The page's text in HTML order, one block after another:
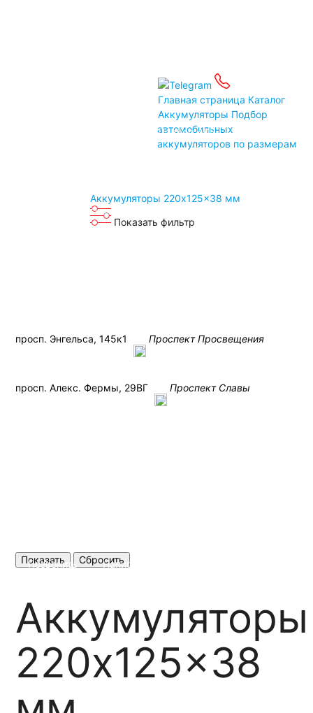
Подбор АКБ
Услуги
Оплата
просп. Энгельса, 145к1 Проспект Просвещения
просп. Алекс. Фермы, 29ВГ Проспект Славы
Позвонить Написать
Главная страница Каталог
Аккумуляторы Подбор
автомобильных
аккумуляторов по размерам
Аккумуляторы 220x125x38 мм
Показать фильтр
Показать Сбросить
Аккумуляторы
220x125x38